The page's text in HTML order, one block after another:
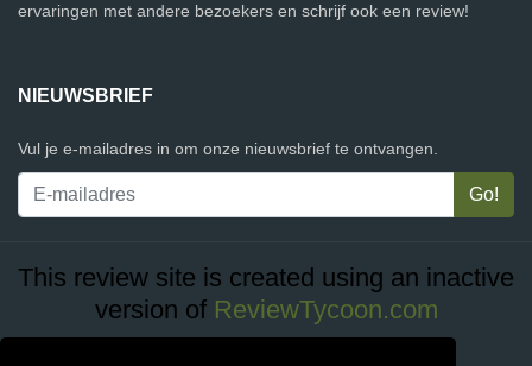
ervaringen met andere bezoekers en schrijf ook een review!
NIEUWSBRIEF
Vul je e-mailadres in om onze nieuwsbrief te ontvangen.
This review site is created using an inactive
version of ReviewTycoon.com